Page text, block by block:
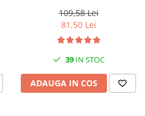
Professional
109,58 Lei
81,50 Lei
39IN STOC
ADAUGA IN COS